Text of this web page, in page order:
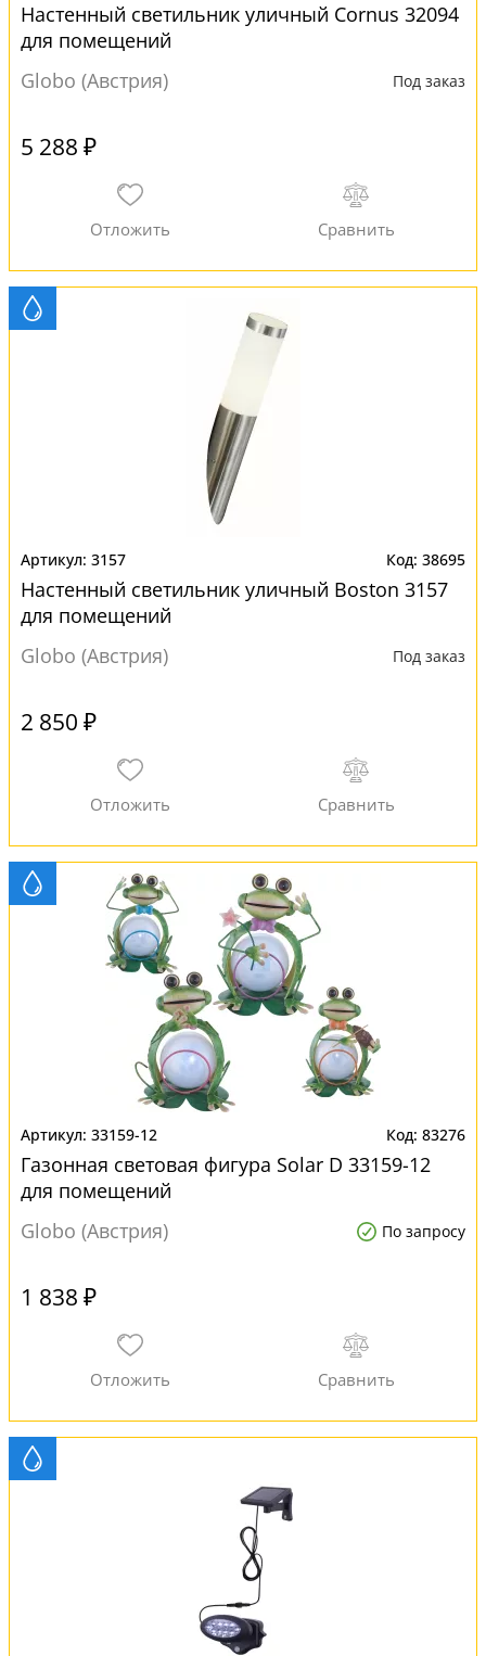
Настенный светильник уличный Cornus 32094
для помещений
Globo (Австрия)
Под заказ
5 288 ₽
3157 38695
Настенный светильник уличный Boston 3157
для помещений
Globo (Австрия)
Под заказ
2 850 ₽
33159-12 83276
Газонная световая фигура Solar D 33159-12
для помещений
Globo (Австрия)
По запросу
1 838 ₽